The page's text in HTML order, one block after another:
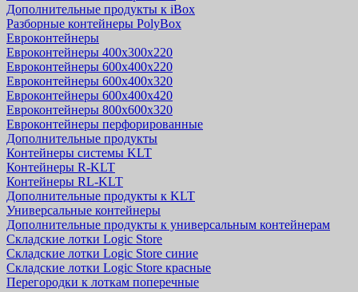
Дополнительные продукты к iBox
Разборные контейнеры PolyBox
Евроконтейнеры
Евроконтейнеры 400х300х220
Евроконтейнеры 600х400х220
Евроконтейнеры 600х400х320
Евроконтейнеры 600х400х420
Евроконтейнеры 800х600х320
Евроконтейнеры перфорированные
Дополнительные продукты
Контейнеры системы KLT
Контейнеры R-KLT
Контейнеры RL-KLT
Дополнительные продукты к KLT
Универсальные контейнеры
Дополнительные продукты к универсальным контейнерам
Складские лотки Logic Store
Складские лотки Logic Store синие
Складские лотки Logic Store красные
Перегородки к лоткам поперечные